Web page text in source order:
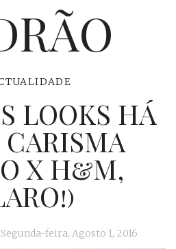
LOOKS HÁ
CARISMA
X H&M,
Segunda-feira, Agosto 1, 2016